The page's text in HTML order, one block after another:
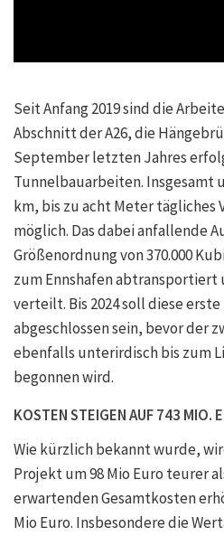
Seit Anfang 2019 sind die
Abschnitt der A26, die
September letzten Jahres
Tunnelbauarbeiten. Insgesamt
km, bis zu acht Meter tägliches
möglich. Das dabei anfallende
Größenordnung von 370.000
zum Ennshafen abtransportiert
verteilt. Bis 2024 soll diese
abgeschlossen sein, bevor der
ebenfalls unterirdisch bis zum
begonnen wird.
KOSTEN STEIGEN AUF 743 MIO.
Wie kürzlich bekannt wurde,
Projekt um 98 Mio Euro teurer
erwartenden Gesamtkosten
Mio Euro. Insbesondere die